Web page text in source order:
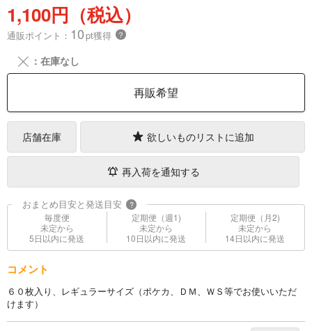
1,100円（税込）
通販ポイント： 10pt獲得 ？
╳ ：在庫なし
再販希望
店舗在庫 欲しいものリストに追加
再入荷を通知する
おまとめ目安と発送目安 ?
毎度便
未定から
5日以内に発送
定期便（週1)
未定から
10日以内に発送
定期便（月2)
未定から
14日以内に発送
コメント
６０枚入り、レギュラーサイズ（ポケカ、ＤＭ、ＷＳ等でお使いいただ
けます）